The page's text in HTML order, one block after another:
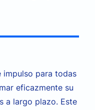
impulso para todas
eficazmente su
a largo plazo. Este